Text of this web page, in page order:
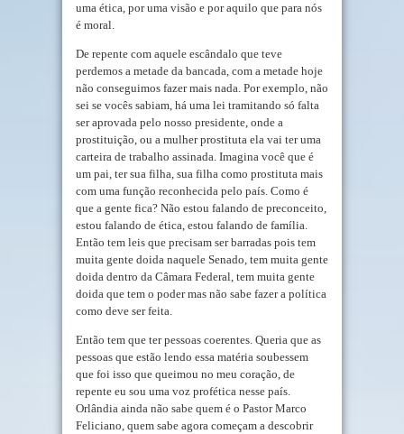
uma ética, por uma visão e por aquilo que para nós
é moral.
De repente com aquele escândalo que teve
perdemos a metade da bancada, com a metade hoje
não conseguimos fazer mais nada. Por exemplo, não
sei se vocês sabiam, há uma lei tramitando só falta
ser aprovada pelo nosso presidente, onde a
prostituição, ou a mulher prostituta ela vai ter uma
carteira de trabalho assinada. Imagina você que é
um pai, ter sua filha, sua filha como prostituta mais
com uma função reconhecida pelo país. Como é
que a gente fica? Não estou falando de preconceito,
estou falando de ética, estou falando de família.
Então tem leis que precisam ser barradas pois tem
muita gente doida naquele Senado, tem muita gente
doida dentro da Câmara Federal, tem muita gente
doida que tem o poder mas não sabe fazer a política
como deve ser feita.
Então tem que ter pessoas coerentes. Queria que as
pessoas que estão lendo essa matéria soubessem
que foi isso que queimou no meu coração, de
repente eu sou uma voz profética nesse país.
Orlândia ainda não sabe quem é o Pastor Marco
Feliciano, quem sabe agora começam a descobrir